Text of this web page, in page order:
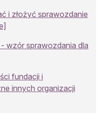
i złożyć sprawozdanie
wzór sprawozdania dla
fundacji i
innych organizacji